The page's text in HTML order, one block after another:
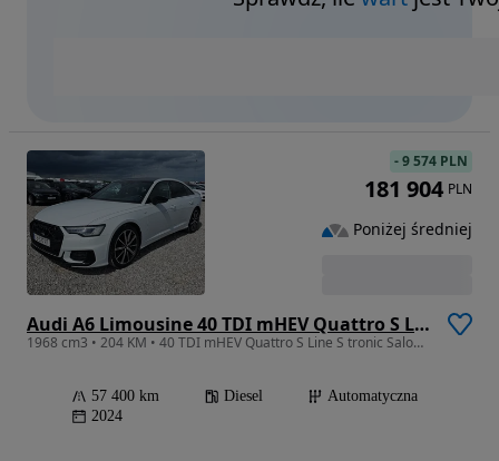
Audi A6 Limousine 40 TDI mHEV Quattro S Line S tronic
1968 cm3 • 204 KM • 40 TDI mHEV Quattro S Line S tronic Salon Polska Faktura Vat 23%
57 400 km Diesel
Automatyczna
2024
-9 574 PLN
181 904 PLN
Poniżej średniej